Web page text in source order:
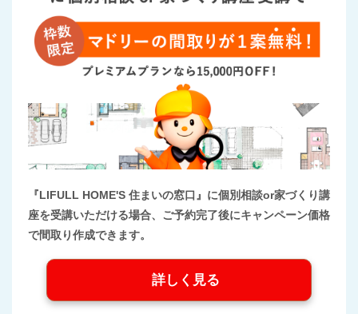
『LIFULL HOME'S 住まいの窓口』に個別相談or家づくり講
座を受講いただける場合、ご予約完了後にキャンペーン価格
で間取り作成できます。
詳しく見る